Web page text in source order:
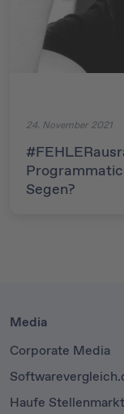
24. November 2021
Segen?
Media
Corporate Media
Haufe Stellenmarkt